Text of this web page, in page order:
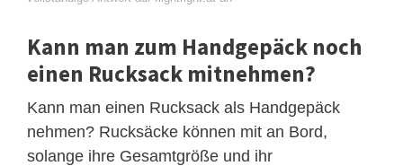
Kann man zum Handgepäck noch
einen Rucksack mitnehmen?
Kann man einen Rucksack als Handgepäck
nehmen? Rucksäcke können mit an Bord,
solange ihre Gesamtgröße und ihr